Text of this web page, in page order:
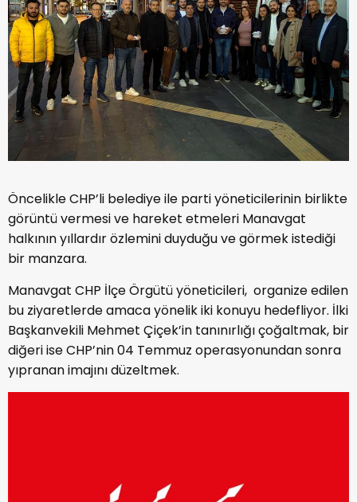
Öncelikle CHP’li belediye ile parti yöneticilerinin birlikte
görüntü vermesi ve hareket etmeleri Manavgat
halkının yıllardır özlemini duyduğu ve görmek istediği
bir manzara.
Manavgat CHP İlçe Örgütü yöneticileri, organize edilen
bu ziyaretlerde amaca yönelik iki konuyu hedefliyor. İlki
Başkanvekili Mehmet Çiçek’in tanınırlığı çoğaltmak, bir
diğeri ise CHP’nin 04 Temmuz operasyonundan sonra
yıpranan imajını düzeltmek.